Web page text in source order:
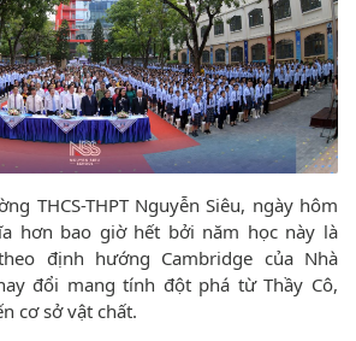
THCS-THPT Nguyễn Siêu, ngày hôm
hơn bao giờ hết bởi năm học này là
định hướng Cambridge của Nhà
đổi mang tính đột phá từ Thầy Cô,
cơ sở vật chất.